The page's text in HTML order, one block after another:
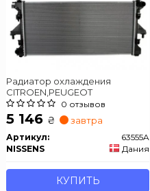
Радиатор охлаждения
CITROEN,PEUGEOT
0 отзывов
5 146 ₴ завтра
Артикул:
63555A
NISSENS
Дания
КУПИТЬ